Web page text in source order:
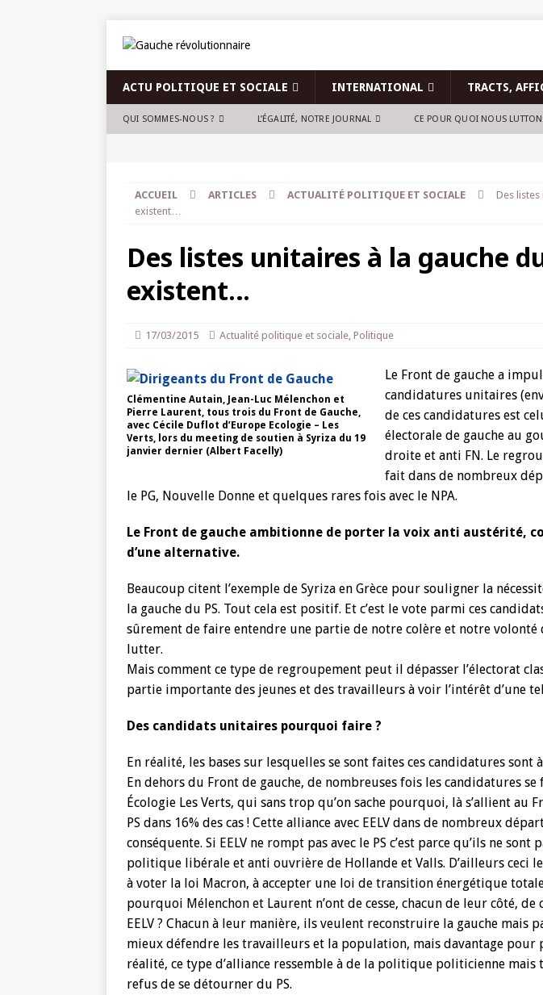
ACTU POLITIQUE ET SOCIALE INTERNATIONAL TRACTS,
QUI SOMMES-NOUS ? L’ÉGALITÉ, NOTRE JOURNAL CE POUR QUOI NOUS
ACCUEIL ARTICLES ACTUALITÉ POLITIQUE ET SOCIALE
Des listes
existent…
Des listes unitaires à la gauche
existent…
17/03/2015 Actualité politique et sociale, Politique
Clémentine Autain, Jean-Luc Mélenchon et
Pierre Laurent, tous trois du Front de Gauche,
avec Cécile Duflot d’Europe Ecologie – Les
Verts, lors du meeting de soutien à Syriza du 19
janvier dernier (Albert Facelly)
Le Front de gauche a
candidatures unitaires
de ces candidatures est
électorale de gauche au
droite et anti FN. Le
fait dans de nombreux
le PG, Nouvelle Donne et quelques rares fois avec le NPA.
Le Front de gauche ambitionne de porter la voix anti austérité,
d’une alternative.
Beaucoup citent l’exemple de Syriza en Grèce pour souligner la
la gauche du PS. Tout cela est positif. Et c’est le vote parmi ces
sûrement de faire entendre une partie de notre colère et notre volonté
lutter.
Mais comment ce type de regroupement peut il dépasser l’électorat
partie importante des jeunes et des travailleurs à voir l’intérêt d’une
Des candidats unitaires pourquoi faire ?
En réalité, les bases sur lesquelles se sont faites ces candidatures sont
En dehors du Front de gauche, de nombreuses fois les candidatures se
Écologie Les Verts, qui sans trop qu’on sache pourquoi, là s’allient au
PS dans 16% des cas ! Cette alliance avec EELV dans de nombreux
conséquente. Si EELV ne rompt pas avec le PS c’est parce qu’ils ne
politique libérale et anti ouvrière de Hollande et Valls. D’ailleurs ceci
à voter la loi Macron, à accepter une loi de transition énergétique
pourquoi Mélenchon et Laurent n’ont de cesse, chacun de leur côté, de
EELV ? Chacun à leur manière, ils veulent reconstruire la gauche mais
mieux défendre les travailleurs et la population, mais davantage pour
réalité, ce type d’alliance ressemble à de la politique politicienne
refus de se détourner du PS.